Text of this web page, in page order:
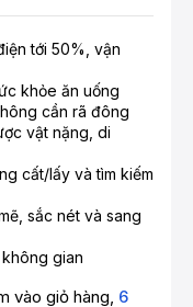
tới 50%, vận
khỏe ăn uống
cần rã đông
vật nặng, di
cất/lấy và tìm kiếm
sắc nét và sang
gian
vào giỏ hàng, 6